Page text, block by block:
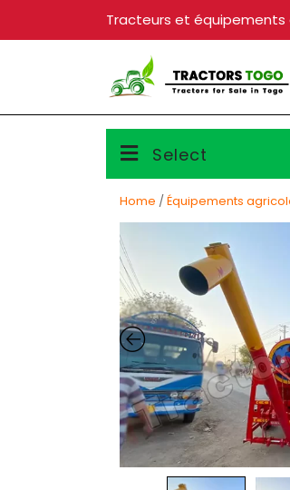
content
Tracteurs et équipements
Select
Home /Équipements